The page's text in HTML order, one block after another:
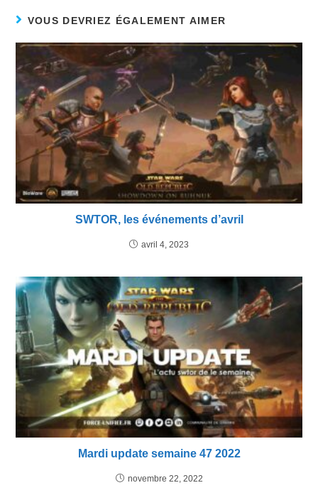
VOUS DEVRIEZ ÉGALEMENT AIMER
SWTOR, les événements d’avril
avril 4, 2023
Mardi update semaine 47 2022
novembre 22, 2022